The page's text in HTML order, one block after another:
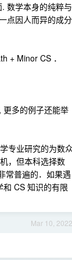
数学本身的纯粹与
点因人而异的成分
+ Minor CS ．
更多的例子还能举
专业研究的为数
，但本科选择数
常普遍的．如果遇
CS 知识的有限
Mar 10, 2022